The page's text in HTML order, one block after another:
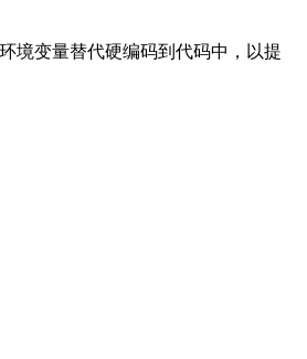
境变量替代硬编码到代码中，以提